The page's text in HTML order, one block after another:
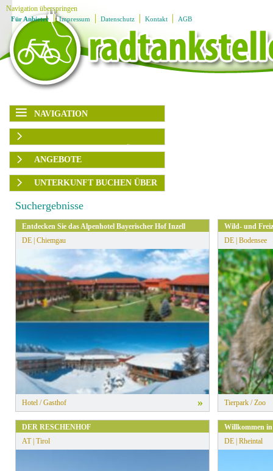
Navigation überspringen
Für Anbieter Impressum Datenschutz Kontakt AGB
NAVIGATION
Navigation überspringen
Karte
Ausflugsziele
Unterkünfte
Ladestationen
Angebote
Ausflugsplaner
Service
AUSFLUGSZIELE/UNTERKÜNFTE
Region
Rubrik
Ausflugsziele
Familien
Genuss
Kultur
Radfahren
Wassersport
» Alle Filter zurücksetzen
ANGEBOTE
Region
sortieren
» Alle Filter zurücksetzen
UNTERKUNFT BUCHEN ÜBER
BOOKING.com
HRS ▶
Suchergebnisse
Entdecken Sie das Alpenhotel Bayerischer Hof Inzell
DE | Chiemgau
Hotel / Gasthof »
Wild- und
DE | Bodensee
Tierpark / Zoo
DER RESCHENHOF
AT | Tirol
Willkommen in
DE | Rheintal